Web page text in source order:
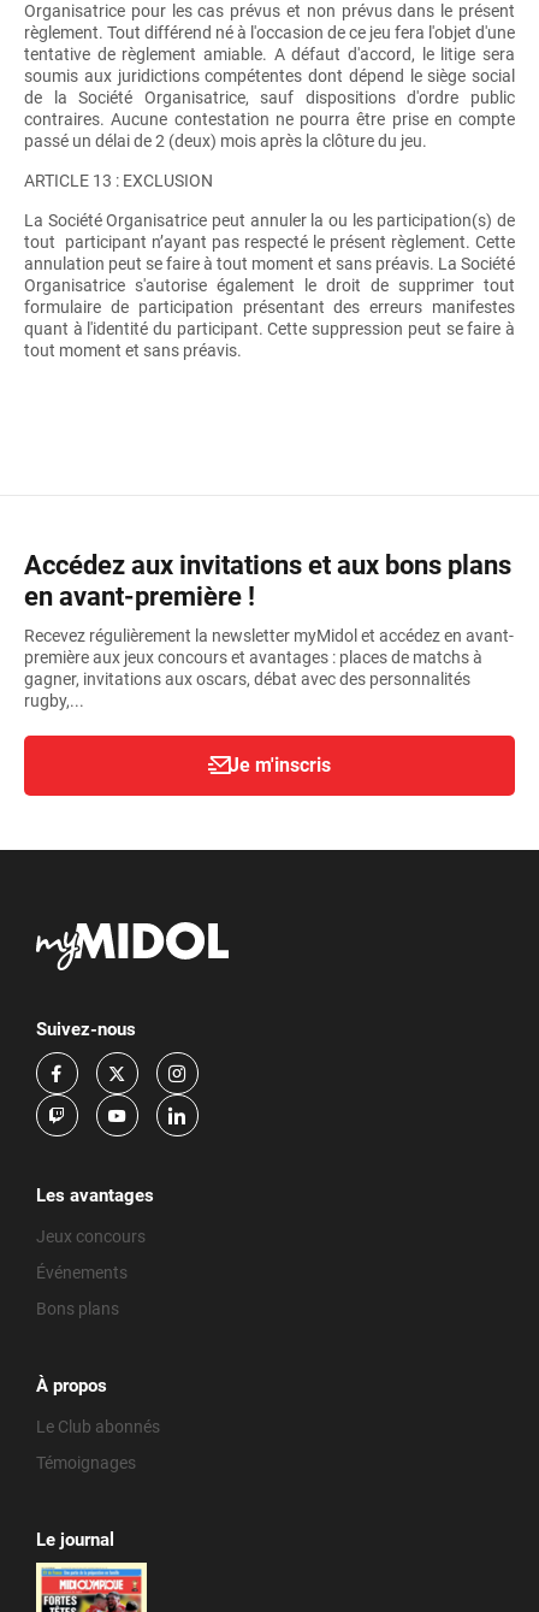
Organisatrice pour les cas prévus et non prévus dans le présent
règlement. Tout différend né à l'occasion de ce jeu fera l'objet d'une
tentative de règlement amiable. A défaut d'accord, le litige sera
soumis aux juridictions compétentes dont dépend le siège social
de la Société Organisatrice, sauf dispositions d'ordre public
contraires. Aucune contestation ne pourra être prise en compte
passé un délai de 2 (deux) mois après la clôture du jeu.
ARTICLE 13 : EXCLUSION
La Société Organisatrice peut annuler la ou les participation(s) de
tout participant n’ayant pas respecté le présent règlement. Cette
annulation peut se faire à tout moment et sans préavis. La Société
Organisatrice s'autorise également le droit de supprimer tout
formulaire de participation présentant des erreurs manifestes
quant à l'identité du participant. Cette suppression peut se faire à
tout moment et sans préavis.
Accédez aux invitations et aux bons plans
en avant-première !
Recevez régulièrement la newsletter myMidol et accédez en avant-
première aux jeux concours et avantages : places de matchs à
gagner, invitations aux oscars, débat avec des personnalités
rugby,...
Je m'inscris
Suivez-nous
Les avantages
Jeux concours
Événements
Bons plans
À propos
Le Club abonnés
Témoignages
Le journal